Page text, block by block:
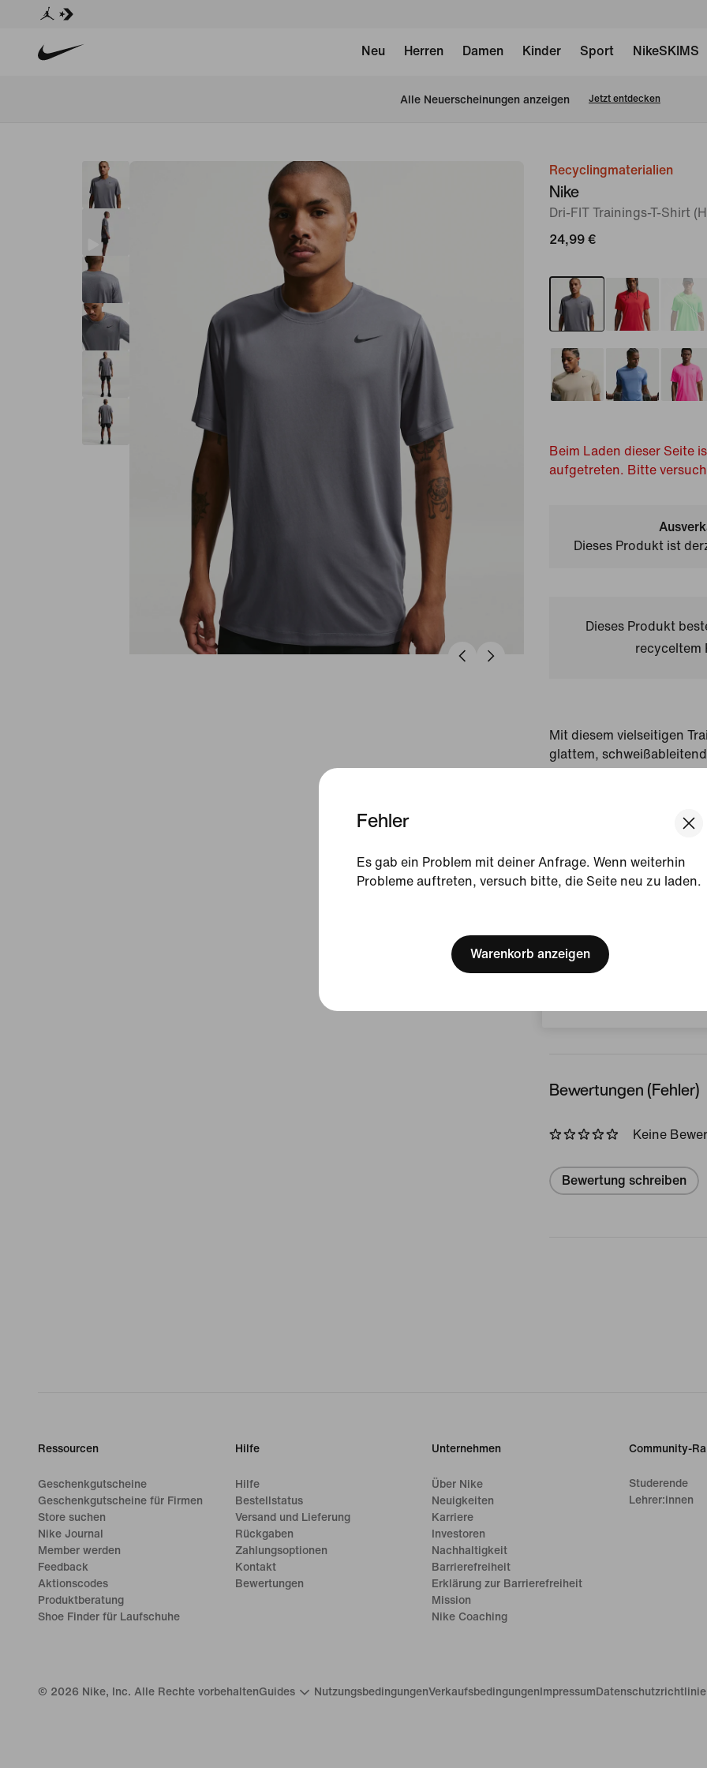
We think you are in
Update your location?
Fehler
Es gab ein Problem mit deiner Anfrage. Wenn weiterhin
Probleme auftreten, versuch bitte, die Seite neu zu laden.
Warenkorb anzeigen
Neu Herren Damen Kinder Sport NikeSKIMS
Alle Neuerscheinungen anzeigen Jetzt entdecken
Bild 1Recyclingmaterialien
Nike
Dri-FIT Trainings-T-Shirt
24,99 €
Beim Laden dieser Seite
aufgetreten. Bitte
Dieses Produkt ist
Dieses Produkt
recyceltem
Mit diesem vielseitigen
glattem,
angenehm trocken hält,
Style:
IO1425-084
Größe und Passform
Bewertungen (Fehler)
Keine
Bewertung schreiben
Ressourcen
Geschenkgutscheine
Geschenkgutscheine für Firmen
Store suchen
Nike Journal
Member werden
Feedback
Aktionscodes
Produktberatung
Shoe Finder für Laufschuhe
Hilfe
Hilfe
Bestellstatus
Versand und Lieferung
Rückgaben
Zahlungsoptionen
Kontakt
Bewertungen
Unternehmen
Über Nike
Neuigkeiten
Karriere
Investoren
Nachhaltigkeit
Barrierefreiheit
Erklärung zur Barrierefreiheit
Mission
Nike Coaching
Community-
Studerende
Lehrer:innen
© 2026 Nike, Inc. Alle Rechte vorbehaltenGuides NutzungsbedingungenVerkaufsbedingungen Impressum